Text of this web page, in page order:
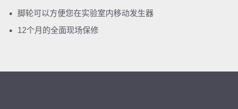
脚轮可以方便您在实验室内移动发生器
12个月的全面现场保修